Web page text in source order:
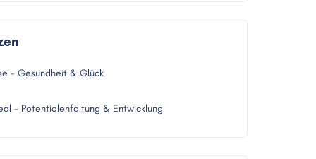
- Gesundheit & Glück
- Potentialenfaltung & Entwicklung